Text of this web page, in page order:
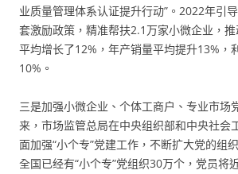
业质量管理体系认证提升行动”。2022年引
套激励政策，精准帮扶2.1万家小微企业，
平均增长了12%，年产销量平均提升13%，
10%。
三是加强小微企业、个体工商户、专业市场
来，市场监管总局在中央组织部和中央社会
面加强“小个专”党建工作，不断扩大党的组
全国已经有“小个专”党组织30万个，党员将